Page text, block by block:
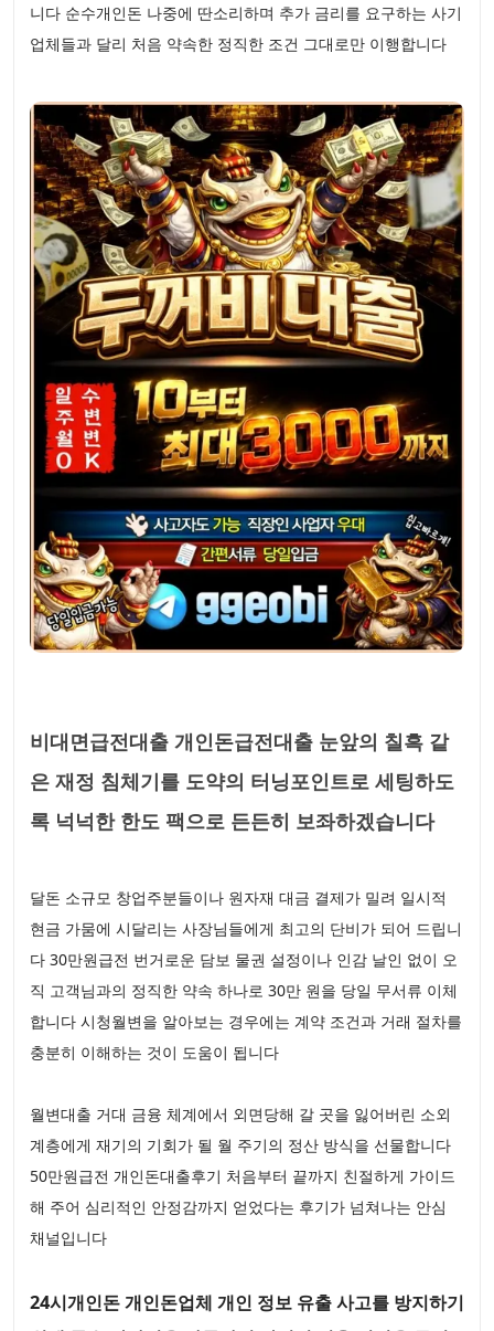
니다 순수개인돈 나중에 딴소리하며 추가 금리를 요구하는 사기
업체들과 달리 처음 약속한 정직한 조건 그대로만 이행합니다
비대면급전대출 개인돈급전대출 눈앞의 칠흑 같
은 재정 침체기를 도약의 터닝포인트로 세팅하도
록 넉넉한 한도 팩으로 든든히 보좌하겠습니다
달돈 소규모 창업주분들이나 원자재 대금 결제가 밀려 일시적
현금 가뭄에 시달리는 사장님들에게 최고의 단비가 되어 드립니
다 30만원급전 번거로운 담보 물권 설정이나 인감 날인 없이 오
직 고객님과의 정직한 약속 하나로 30만 원을 당일 무서류 이체
합니다 시청월변을 알아보는 경우에는 계약 조건과 거래 절차를
충분히 이해하는 것이 도움이 됩니다
월변대출 거대 금융 체계에서 외면당해 갈 곳을 잃어버린 소외
계층에게 재기의 기회가 될 월 주기의 정산 방식을 선물합니다
50만원급전 개인돈대출후기 처음부터 끝까지 친절하게 가이드
해 주어 심리적인 안정감까지 얻었다는 후기가 넘쳐나는 안심
채널입니다
24시개인돈 개인돈업체 개인 정보 유출 사고를 방지하기